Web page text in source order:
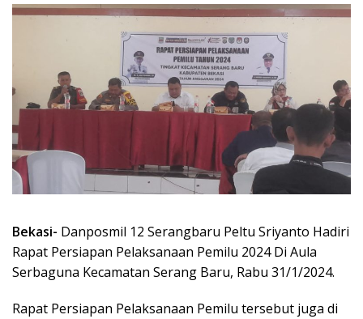
Bekasi- Danposmil 12 Serangbaru Peltu Sriyanto Hadiri
Rapat Persiapan Pelaksanaan Pemilu 2024 Di Aula
Serbaguna Kecamatan Serang Baru, Rabu 31/1/2024.
Rapat Persiapan Pelaksanaan Pemilu tersebut juga di